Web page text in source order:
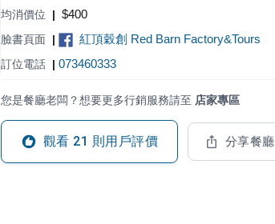
均消價位 | $400
臉書頁面 | 紅頂穀創 Red Barn Factory&Tours
訂位電話 | 073460333
您是餐廳老闆？想要更多行銷服務請至 店家專區
觀看 21 則用戶評價 分享餐廳